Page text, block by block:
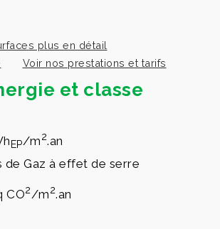
plus en détail
Voir nos prestations et tarifs
et classe
EP/m2.an
de Gaz à effet de serre
CO2/m2.an